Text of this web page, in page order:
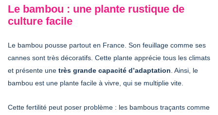
Le bambou : une plante rustique de
culture facile
Le bambou pousse partout en France. Son feuillage comme ses
cannes sont très décoratifs. Cette plante apprécie tous les climats
et présente une très grande capacité d’adaptation . Ainsi, le
bambou est une plante facile à vivre, qui se multiplie vite.
Cette fertilité peut poser problème : les bambous traçants comme